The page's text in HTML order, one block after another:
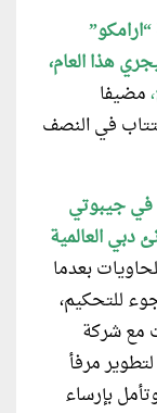
هذا العام،
،مضيفا
في النصف
في جيبوتي
دبي العالمية
بعدما
للتحكيم،
مع شركة
مرفأ
دولار، وتأمل بإرساء